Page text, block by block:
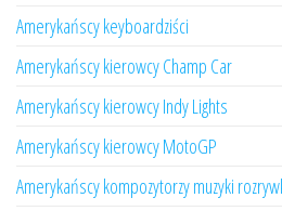
Amerykańscy keyboardziści
Amerykańscy kierowcy Champ Car
Amerykańscy kierowcy Indy Lights
Amerykańscy kierowcy MotoGP
Amerykańscy kompozytorzy muzyki